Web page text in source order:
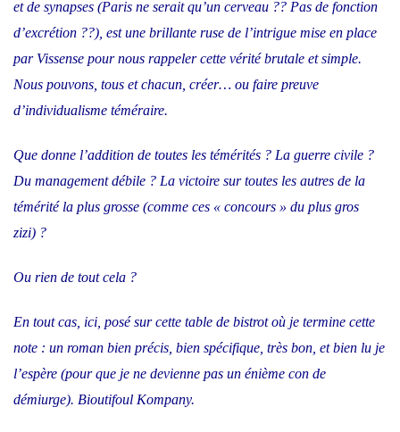
et de synapses (Paris ne serait qu’un cerveau ?? Pas de fonction
d’excrétion ??), est une brillante ruse de l’intrigue mise en place
par Vissense pour nous rappeler cette vérité brutale et simple.
Nous pouvons, tous et chacun, créer… ou faire preuve
d’individualisme téméraire.
Que donne l’addition de toutes les témérités ? La guerre civile ?
Du management débile ? La victoire sur toutes les autres de la
témérité la plus grosse (comme ces « concours » du plus gros
zizi) ?
Ou rien de tout cela ?
En tout cas, ici, posé sur cette table de bistrot où je termine cette
note : un roman bien précis, bien spécifique, très bon , et bien lu je
l’espère (pour que je ne devienne pas un énième con de
démiurge). Bioutifoul Kompany.